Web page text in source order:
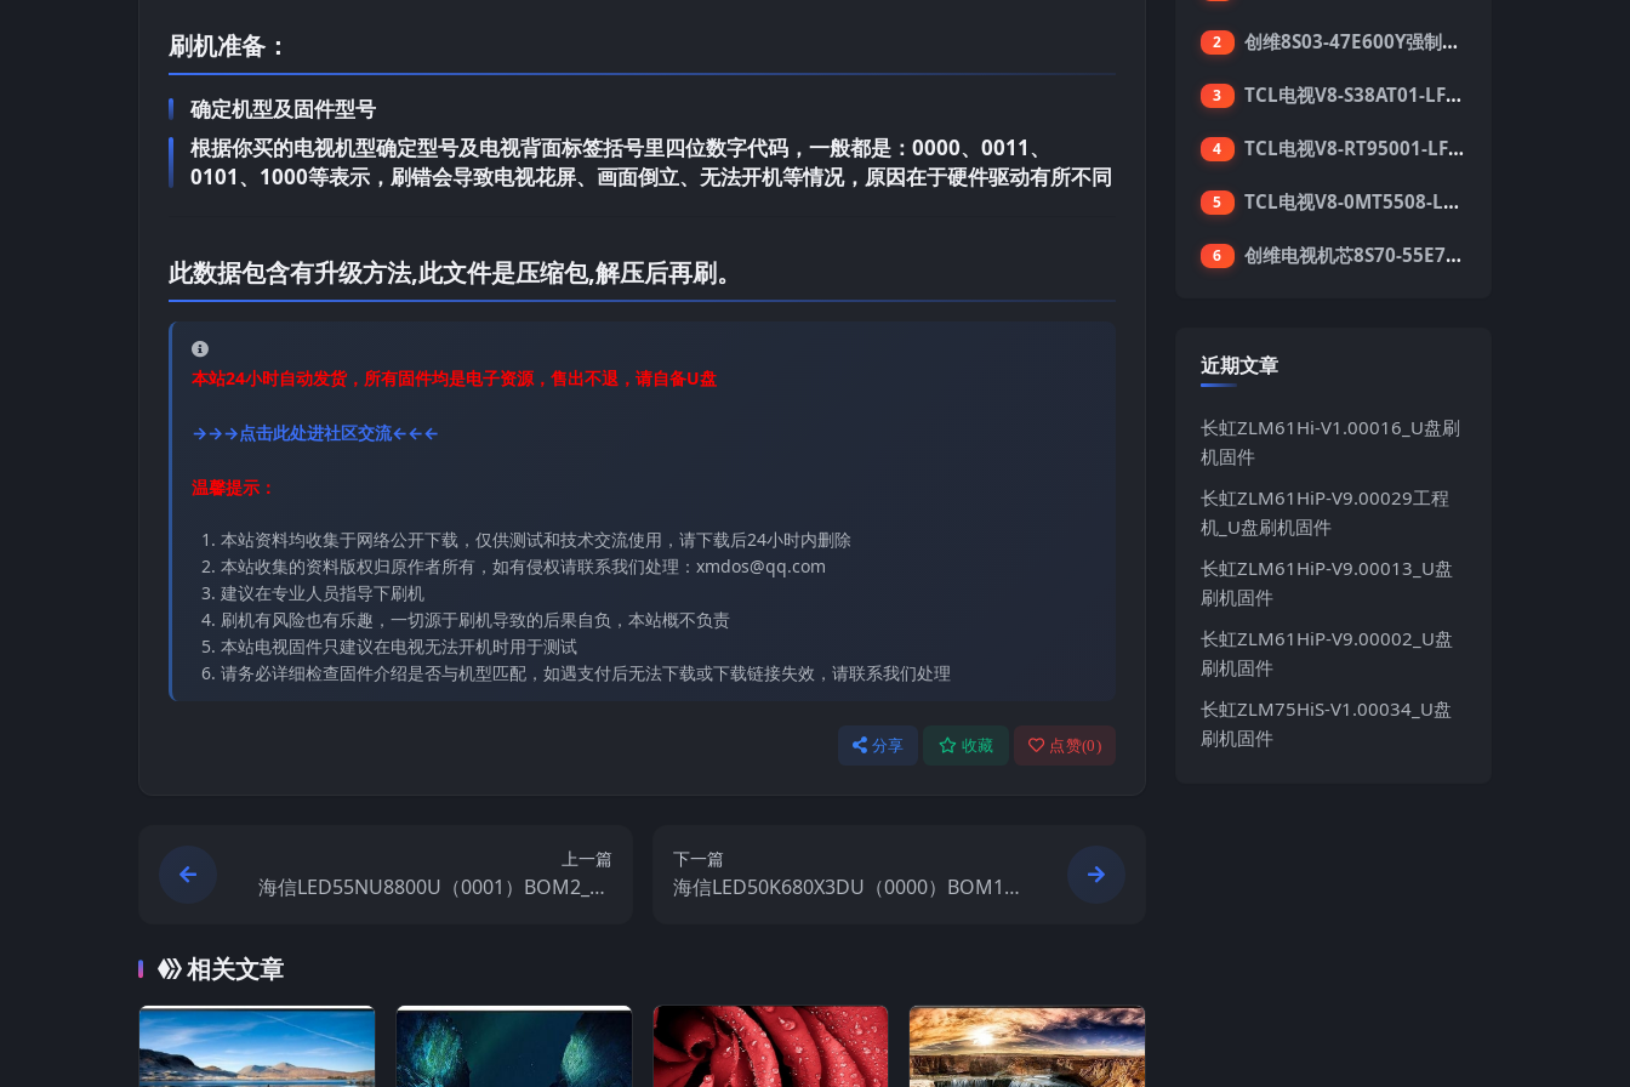
刷机准备：
确定机型及固件型号
根据你买的电视机型确定型号及电视背面标签括号里四位数字代码，一般都是：0000、0011、
0101、1000等表示，刷错会导致电视花屏、画面倒立、无法开机等情况，原因在于硬件驱动有所不同
此数据包含有升级方法,此文件是压缩包,解压后再刷。
本站24小时自动发货，所有固件均是电子资源，售出不退，请自备U盘
→→→点击此处进社区交流←←←
温馨提示：
本站资料均收集于网络公开下载，仅供测试和技术交流使用，请下载后24小时内删除
本站收集的资料版权归原作者所有，如有侵权请联系我们处理：xmdos@qq.com
建议在专业人员指导下刷机
刷机有风险也有乐趣，一切源于刷机导致的后果自负，本站概不负责
本站电视固件只建议在电视无法开机时用于测试
请务必详细检查固件介绍是否与机型匹配，如遇支付后无法下载或下载链接失效，请联系我们处理
分享 收藏 点赞(0)
上一篇
海信LED55NU8800U（0001）BOM2_C0
下一篇
海信LED50K680X3DU（0000）BOM1官
相关文章
2 创维8S03-47E600Y强制升级软件刷机电视固件包
3 TCL电视V8-S38AT01-LF1V123版本强刷电视固件包下载
4 TCL电视V8-RT95001-LF1V215版本强刷电视固件包下载
5 TCL电视V8-0MT5508-LF1V362版本强刷电视固件包下载
6 创维电视机芯8S70-55E710S系列酷开5.05刷机固件
近期文章
长虹ZLM61Hi-V1.00016_U盘刷
机固件
长虹ZLM61HiP-V9.00029工程
机_U盘刷机固件
长虹ZLM61HiP-V9.00013_U盘
刷机固件
长虹ZLM61HiP-V9.00002_U盘
刷机固件
长虹ZLM75HiS-V1.00034_U盘
刷机固件